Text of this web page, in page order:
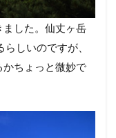
ました。仙丈ヶ岳
しいのですが、
ちょっと微妙で